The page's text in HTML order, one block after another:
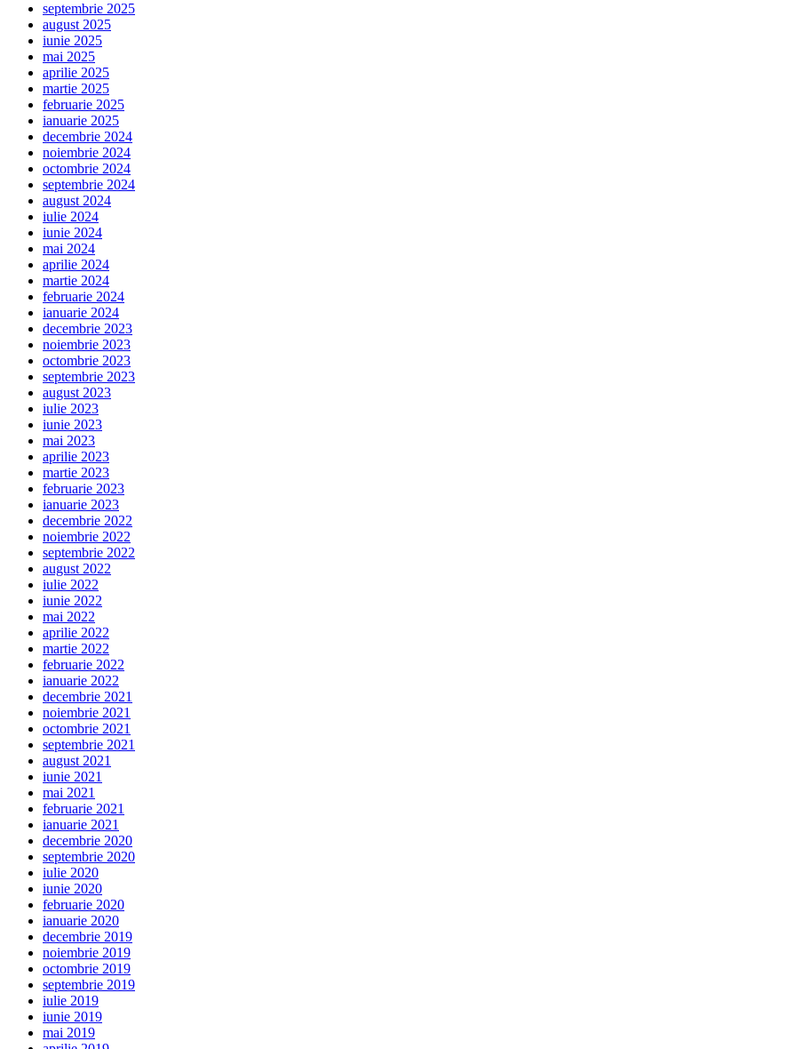
septembrie 2025
august 2025
iunie 2025
mai 2025
aprilie 2025
martie 2025
februarie 2025
ianuarie 2025
decembrie 2024
noiembrie 2024
octombrie 2024
septembrie 2024
august 2024
iulie 2024
iunie 2024
mai 2024
aprilie 2024
martie 2024
februarie 2024
ianuarie 2024
decembrie 2023
noiembrie 2023
octombrie 2023
septembrie 2023
august 2023
iulie 2023
iunie 2023
mai 2023
aprilie 2023
martie 2023
februarie 2023
ianuarie 2023
decembrie 2022
noiembrie 2022
septembrie 2022
august 2022
iulie 2022
iunie 2022
mai 2022
aprilie 2022
martie 2022
februarie 2022
ianuarie 2022
decembrie 2021
noiembrie 2021
octombrie 2021
septembrie 2021
august 2021
iunie 2021
mai 2021
februarie 2021
ianuarie 2021
decembrie 2020
septembrie 2020
iulie 2020
iunie 2020
februarie 2020
ianuarie 2020
decembrie 2019
noiembrie 2019
octombrie 2019
septembrie 2019
iulie 2019
iunie 2019
mai 2019